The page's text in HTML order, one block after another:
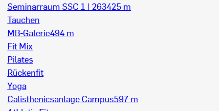
Seminarraum SSC 1 | 263425 m
Tauchen
MB-Galerie494 m
Fit Mix
Pilates
Rückenfit
Yoga
Calisthenicsanlage Campus597 m